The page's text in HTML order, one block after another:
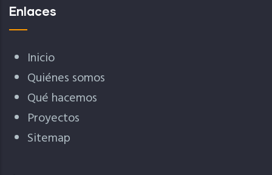
Enlaces
Inicio
Quiénes somos
Qué hacemos
Proyectos
Sitemap